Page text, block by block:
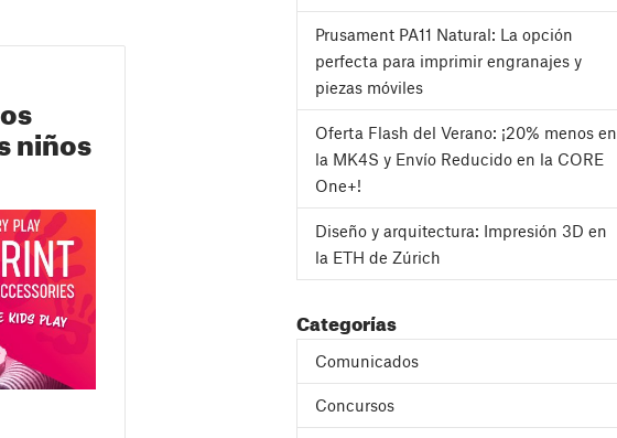
niños
Prusament PA11 Natural: La opción
perfecta para imprimir engranajes y
piezas móviles
Oferta Flash del Verano: ¡20% menos en
la MK4S y Envío Reducido en la CORE
One+!
Diseño y arquitectura: Impresión 3D en
la ETH de Zúrich
Categorías
Comunicados
Concursos